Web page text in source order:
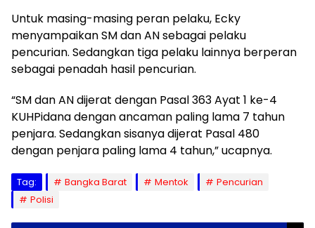
Untuk masing-masing peran pelaku, Ecky
menyampaikan SM dan AN sebagai pelaku
pencurian. Sedangkan tiga pelaku lainnya berperan
sebagai penadah hasil pencurian.
“SM dan AN dijerat dengan Pasal 363 Ayat 1 ke-4
KUHPidana dengan ancaman paling lama 7 tahun
penjara. Sedangkan sisanya dijerat Pasal 480
dengan penjara paling lama 4 tahun,” ucapnya.
Tag: Bangka Barat Mentok
Pencurian
Polisi